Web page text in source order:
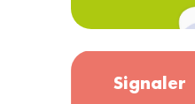
Signaler